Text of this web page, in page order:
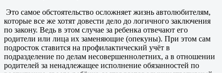
Это самое обстоятельство осложняет жизнь автолюбителям,
которые все же хотят довести дело до логичного заключения
по закону. Ведь в этом случае за ребенка отвечают его
родители или лица их заменяющие (опекуны). При этом сам
подросток ставится на профилактический учёт в
подразделение по делам несовершеннолетних, а в отношении
родителей за ненадлежащее исполнение обязанностей по